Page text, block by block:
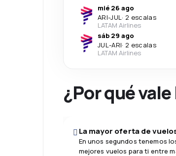
mié 26 ago
ARI-JUL· 2 escalas
LATAM Airlines
sáb 29 ago
JUL-ARI· 2 escalas
LATAM Airlines
¿Por qué
La mayor oferta de
En unos segundos tenemos
mejores vuelos para ti entre